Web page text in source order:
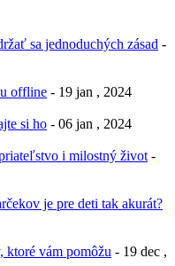
sa jednoduchých zásad -
offline - 19 jan , 2024
si ho - 06 jan , 2024
i milostný život -
je pre deti tak akurát?
vám pomôžu - 19 dec ,